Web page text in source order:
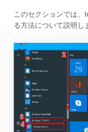
このセクションでは
る方法について説明し